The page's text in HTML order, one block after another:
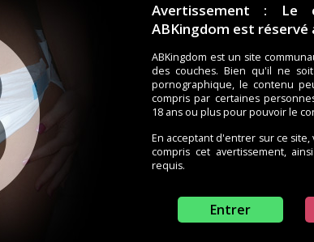
Avertissement : Le
ABKingdom est réservé
ABKingdom est un site
des couches. Bien qu'il ne
pornographique, le contenu
compris par certaines
18 ans ou plus pour pouvoir le
En acceptant d'entrer sur ce
compris cet avertissement,
requis.
Entrer
Informations mises à jour le 9 janv. 2020 5815 vues